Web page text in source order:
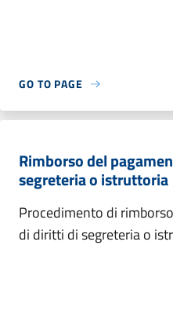
GO TO PAGE
Rimborso del
segreteria o istruttoria
Procedimento di
di diritti di segreteria o